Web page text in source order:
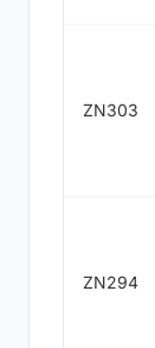
ZN303
ZN294